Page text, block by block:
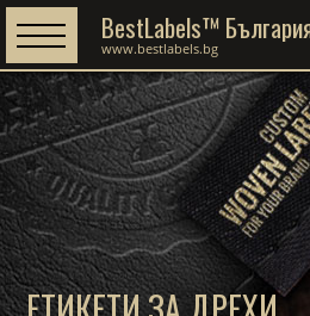
BestLabels™
www.bestlabels.bg